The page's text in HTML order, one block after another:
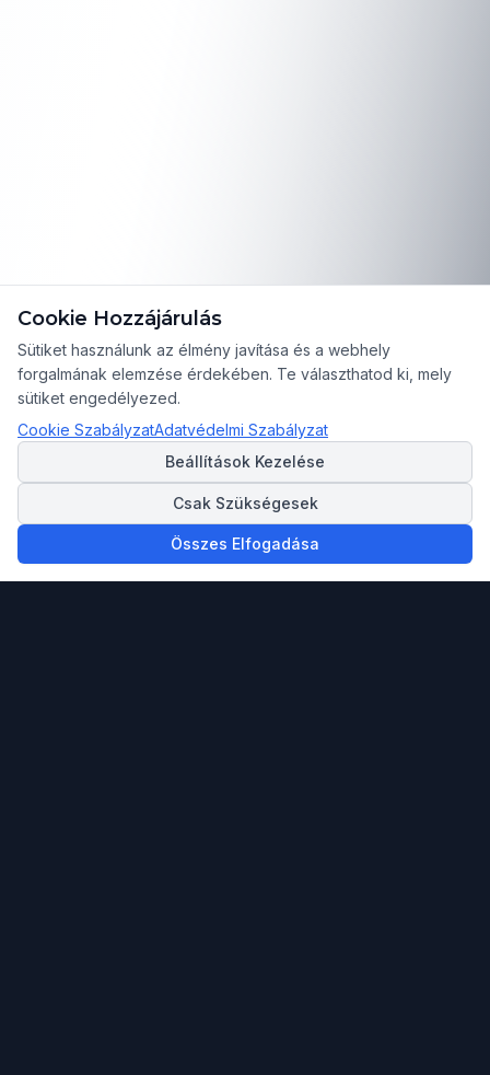
Cookie Hozzájárulás
Sütiket használunk az élmény javítása és a webhely
forgalmának elemzése érdekében. Te választhatod ki, mely
sütiket engedélyezed.
Cookie SzabályzatAdatvédelmi Szabályzat
Beállítások Kezelése
Csak Szükségesek
Összes Elfogadása